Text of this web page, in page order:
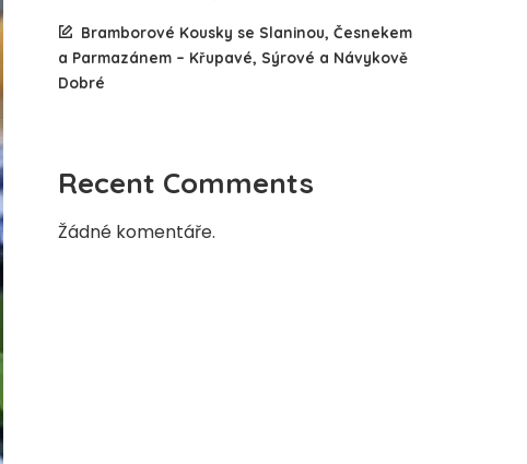
Bramborové Kousky se Slaninou, Česnekem
a Parmazánem – Křupavé, Sýrové a Návykově
Dobré
Recent Comments
Žádné komentáře.